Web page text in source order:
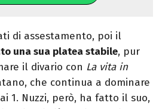
di assestamento, poi il
una sua platea stabile, pur
il divario con La vita in
che continua a dominare
1. Nuzzi, però, ha fatto il suo,